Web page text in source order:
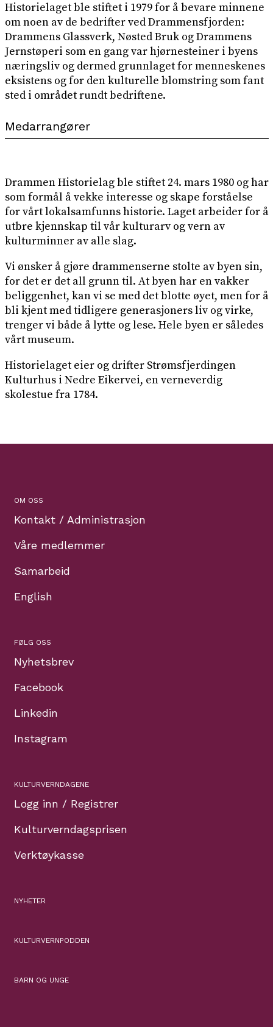
Historielaget ble stiftet i 1979 for å bevare minnene
om noen av de bedrifter ved Drammensfjorden:
Drammens Glassverk, Nøsted Bruk og Drammens
Jernstøperi som en gang var hjørnesteiner i byens
næringsliv og dermed grunnlaget for menneskenes
eksistens og for den kulturelle blomstring som fant
sted i området rundt bedriftene.
Medarrangører
Drammen Historielag ble stiftet 24. mars 1980 og har
som formål å vekke interesse og skape forståelse
for vårt lokalsamfunns historie. Laget arbeider for å
utbre kjennskap til vår kulturarv og vern av
kulturminner av alle slag.
Vi ønsker å gjøre drammenserne stolte av byen sin,
for det er det all grunn til. At byen har en vakker
beliggenhet, kan vi se med det blotte øyet, men for å
bli kjent med tidligere generasjoners liv og virke,
trenger vi både å lytte og lese. Hele byen er således
vårt museum.
Historielaget eier og drifter Strømsfjerdingen
Kulturhus i Nedre Eikervei, en verneverdig
skolestue fra 1784.
OM OSS
Kontakt / Administrasjon
Våre medlemmer
Samarbeid
English
FØLG OSS
Nyhetsbrev
Facebook
Linkedin
Instagram
KULTURVERNDAGENE
Logg inn / Registrer
Kulturverndagsprisen
Verktøykasse
NYHETER
KULTURVERNPODDEN
BARN OG UNGE